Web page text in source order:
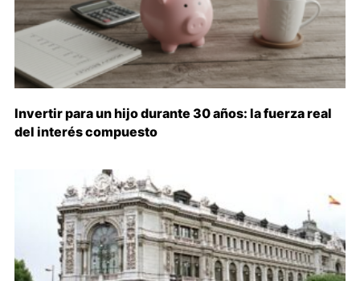
Invertir para un hijo durante 30 años: la fuerza real
del interés compuesto